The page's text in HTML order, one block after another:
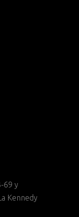
69 y
Kennedy